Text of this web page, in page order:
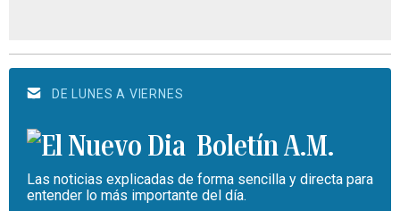
DE LUNES A VIERNES
Boletín A.M.
Las noticias explicadas de forma sencilla y directa para
entender lo más importante del día.